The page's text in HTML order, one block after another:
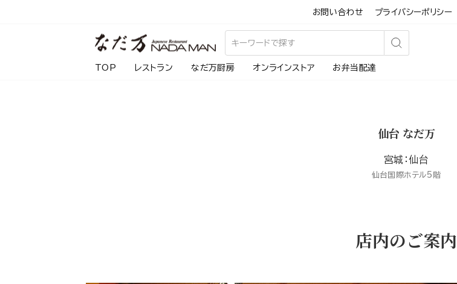
お問い合わせ プライバシーポリシー
検
TOP レストラン なだ万厨房 オンラインストア お弁当配達
仙台 なだ万
宮城：仙台
仙台国際ホテル5階
店内のご案内